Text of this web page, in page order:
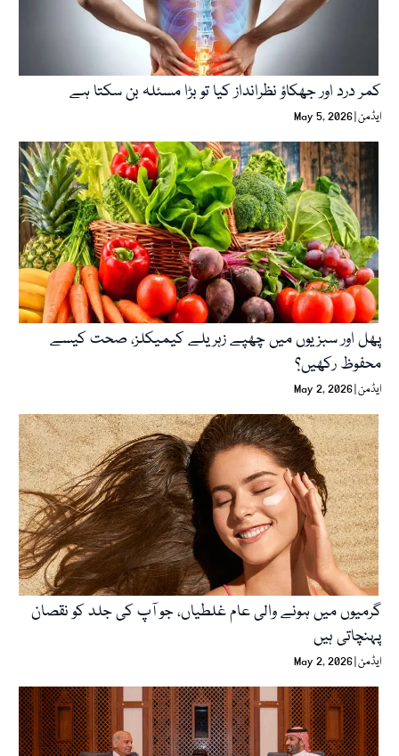
کمر درد اور جھکاؤ نظرانداز کیا تو بڑا مسئلہ بن سکتا ہے
ایڈمن May 5, 2026
پھل اور سبزیوں میں چھپے زہریلے کیمیکلز، صحت کیسے
محفوظ رکھیں؟
ایڈمن May 2, 2026
گرمیوں میں ہونے والی عام غلطیاں، جو آپ کی جلد کو نقصان
پہنچاتی ہیں
ایڈمن May 2, 2026